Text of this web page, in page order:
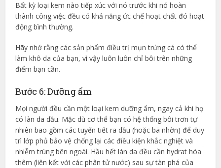
Bất kỳ loại kem nào tiếp xúc với nó trước khi nó hoàn
thành công việc đều có khả năng ức chế hoạt chất đó hoạt
động bình thường.
Hãy nhớ rằng các sản phẩm điều trị mụn trứng cá có thể
làm khô da của bạn, vì vậy luôn luôn chỉ bôi trên những
điểm bạn cần.
Bước 6: Dưỡng ẩm
Mọi người đều cần một loại kem dưỡng ẩm, ngay cả khi họ
có làn da dầu. Mặc dù cơ thể bạn có hệ thống bôi trơn tự
nhiên bao gồm các tuyến tiết ra dầu (hoặc bã nhờn) để duy
trì lớp phủ bảo vệ chống lại các điều kiện khắc nghiệt và
nhiễm trùng bên ngoài. Hầu hết làn da đều cần hydrat hóa
thêm (liên kết với các phân tử nước) sau sự tàn phá của